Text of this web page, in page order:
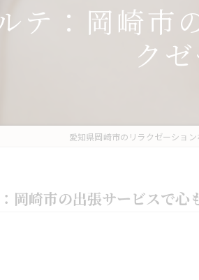
テ：岡崎市
ク
愛知県岡崎市のリラクゼーション
岡崎市の出張サービスで